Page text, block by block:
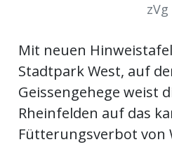
zVg
Mit neuen
Stadtpark West, auf
Geissengehege weist
Rheinfelden auf das
Fütterungsverbot von